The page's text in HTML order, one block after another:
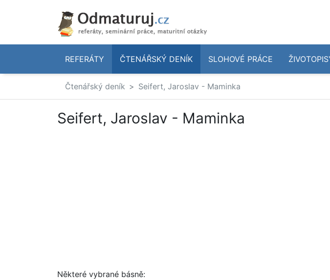
REFERÁTY ČTENÁŘSKÝ DENÍK SLOHOVÉ PRÁCE
Čtenářský deník Seifert, Jaroslav - Maminka
Seifert, Jaroslav - Maminka
Některé vybrané básně: